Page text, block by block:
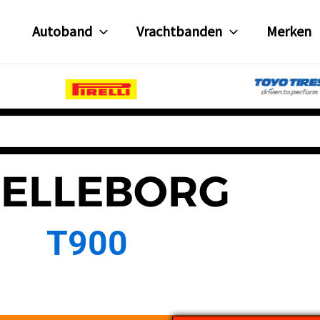
Autoband Vrachtbanden Merken
T900